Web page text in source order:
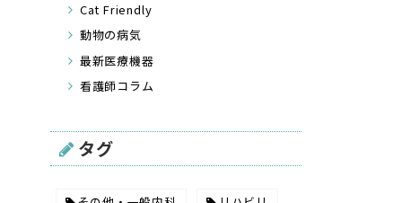
Cat Friendly
動物の病気
最新医療機器
看護師コラム
タグ